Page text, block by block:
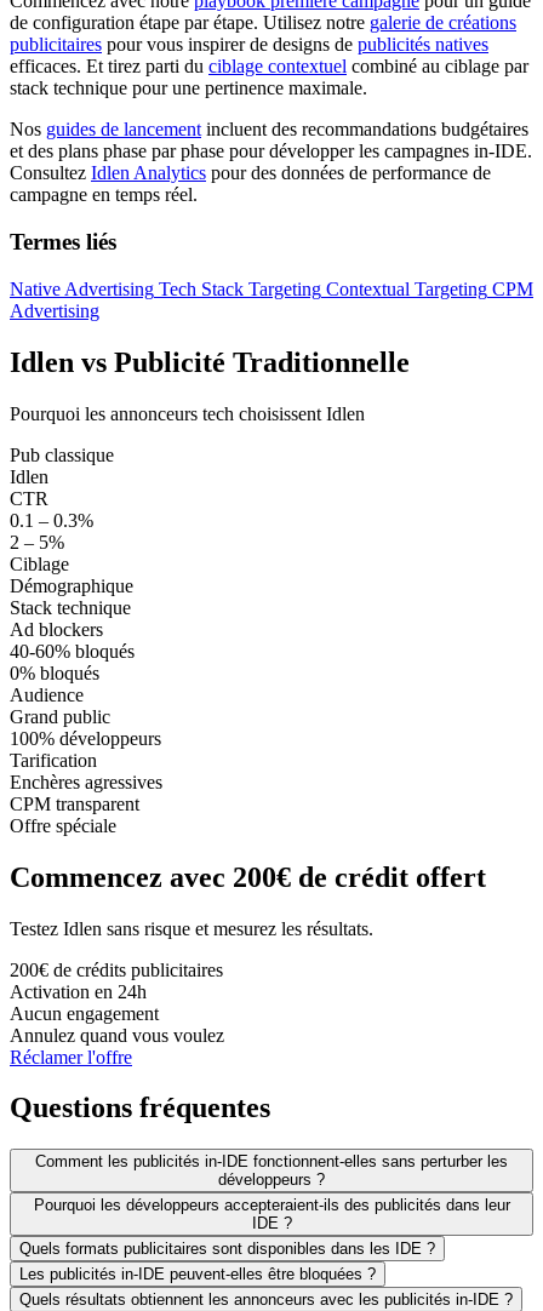
de configuration étape par étape. Utilisez notre galerie de créations
publicitaires pour vous inspirer de designs de publicités natives
efficaces. Et tirez parti du ciblage contextuel combiné au ciblage par
stack technique pour une pertinence maximale.
Nos guides de lancementincluent des recommandations budgétaires
et des plans phase par phase pour développer les campagnes in-IDE.
Consultez Idlen Analytics pour des données de performance de
campagne en temps réel.
Termes liés
Native Advertising Tech Stack Targeting Contextual Targeting CPM
Advertising
Idlen vs Publicité Traditionnelle
Pourquoi les annonceurs tech choisissent Idlen
Pub classique
Idlen
CTR
0.1 – 0.3%
2 – 5%
Ciblage
Démographique
Stack technique
Ad blockers
40-60% bloqués
0% bloqués
Audience
Grand public
100% développeurs
Tarification
Enchères agressives
CPM transparent
Offre spéciale
Commencez avec 200€ de crédit offert
Testez Idlen sans risque et mesurez les résultats.
200€ de crédits publicitaires
Activation en 24h
Aucun engagement
Annulez quand vous voulez
Réclamer l'offre
Questions fréquentes
Comment les publicités in-IDE fonctionnent-elles sans perturber les
développeurs ?
Pourquoi les développeurs accepteraient-ils des publicités dans leur
IDE ?
Quels formats publicitaires sont disponibles dans les IDE ?
Les publicités in-IDE peuvent-elles être bloquées ?
Quels résultats obtiennent les annonceurs avec les publicités in-IDE ?